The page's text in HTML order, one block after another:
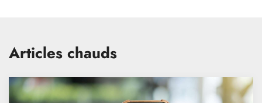
Articles chauds